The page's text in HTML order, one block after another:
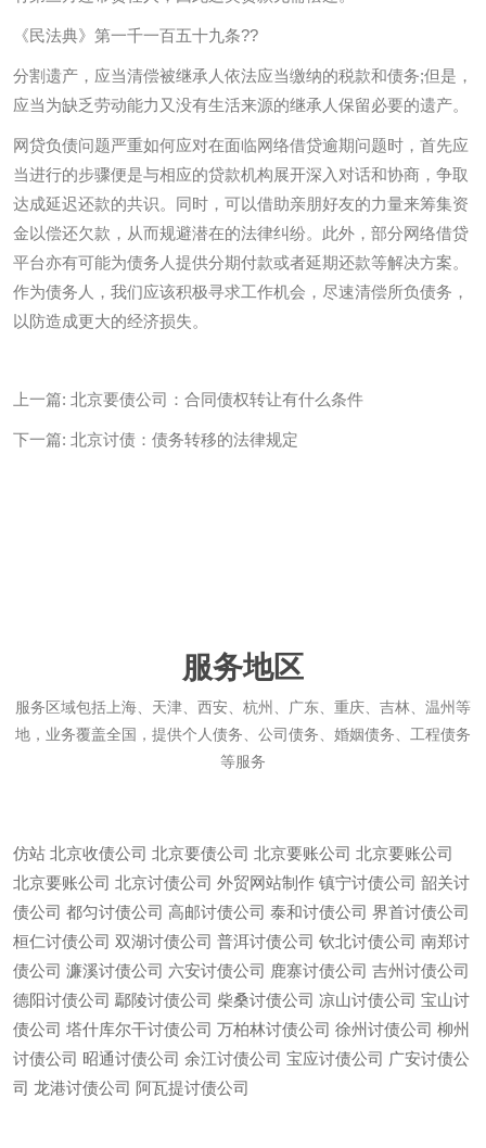
《民法典》第一千一百五十九条??
分割遗产，应当清偿被继承人依法应当缴纳的税款和债务;但是，
应当为缺乏劳动能力又没有生活来源的继承人保留必要的遗产。
网贷负债问题严重如何应对在面临网络借贷逾期问题时，首先应
当进行的步骤便是与相应的贷款机构展开深入对话和协商，争取
达成延迟还款的共识。同时，可以借助亲朋好友的力量来筹集资
金以偿还欠款，从而规避潜在的法律纠纷。此外，部分网络借贷
平台亦有可能为债务人提供分期付款或者延期还款等解决方案。
作为债务人，我们应该积极寻求工作机会，尽速清偿所负债务，
以防造成更大的经济损失。
上一篇: 北京要债公司：合同债权转让有什么条件
下一篇: 北京讨债：债务转移的法律规定
服务地区
服务区域包括上海、天津、西安、杭州、广东、重庆、吉林、温州等
地，业务覆盖全国，提供个人债务、公司债务、婚姻债务、工程债务
等服务
仿站 北京收债公司 北京要债公司 北京要账公司 北京要账公司
北京要账公司 北京讨债公司 外贸网站制作 镇宁讨债公司 韶关讨
债公司 都匀讨债公司 高邮讨债公司 泰和讨债公司 界首讨债公司
桓仁讨债公司 双湖讨债公司 普洱讨债公司 钦北讨债公司 南郑讨
债公司 濂溪讨债公司 六安讨债公司 鹿寨讨债公司 吉州讨债公司
德阳讨债公司 鄢陵讨债公司 柴桑讨债公司 凉山讨债公司 宝山讨
债公司 塔什库尔干讨债公司 万柏林讨债公司 徐州讨债公司 柳州
讨债公司 昭通讨债公司 余江讨债公司 宝应讨债公司 广安讨债公
司 龙港讨债公司 阿瓦提讨债公司
微信13685747439